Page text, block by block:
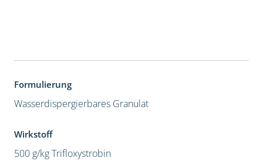
Formulierung
Wasserdispergierbares Granulat
Wirkstoff
500 g/kg Trifloxystrobin